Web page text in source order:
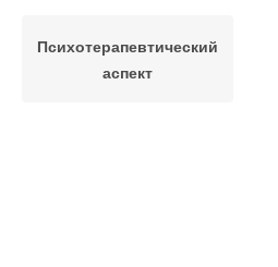
Психотерапевтический
аспект